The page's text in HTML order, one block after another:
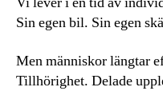
Sin egen bil. Sin egen
Men människor längtar
Tillhörighet. Delade